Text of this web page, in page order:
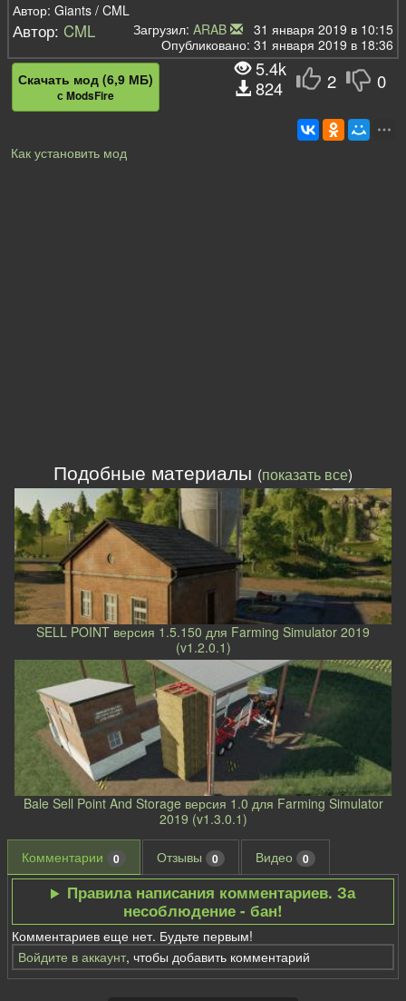
Автор: Giants / CML
Автор:CML Загрузил: ARAB
31 января 2019 в 10:15
Опубликовано: 31 января 2019 в 18:36
2 0
Скачать мод (6,9 МБ)
с ModsFire
5.4k
824
Как установить мод
Подобные материалы (показать все)
SELL POINT версия 1.5.150 для Farming Simulator 2019
(v1.2.0.1)
Bale Sell Point And Storage версия 1.0 для Farming Simulator
2019 (v1.3.0.1)
Комментарии 0 Отзывы 0 Видео 0
Правила написания комментариев. За
несоблюдение - бан!
Комментариев еще нет. Будьте первым!
Войдите в аккаунт, чтобы добавить комментарий